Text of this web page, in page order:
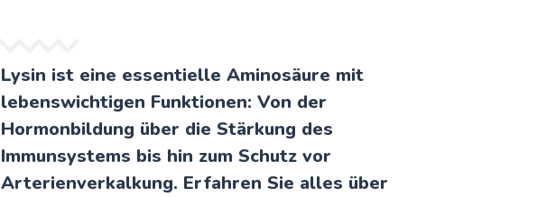
Lysin ist eine essentielle Aminosäure mit
lebenswichtigen Funktionen: Von der
Hormonbildung über die Stärkung des
Immunsystems bis hin zum Schutz vor
Arterienverkalkung. Erfahren Sie alles über